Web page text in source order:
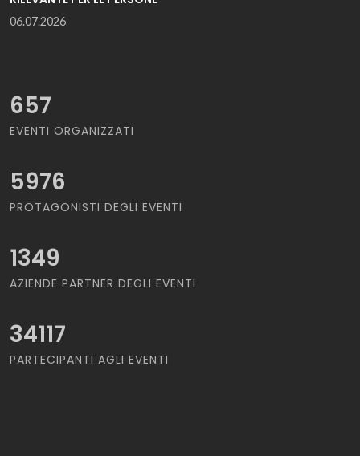
06.07.2026
657
EVENTI ORGANIZZATI
5976
PROTAGONISTI DEGLI EVENTI
1349
AZIENDE PARTNER DEGLI EVENTI
34117
PARTECIPANTI AGLI EVENTI